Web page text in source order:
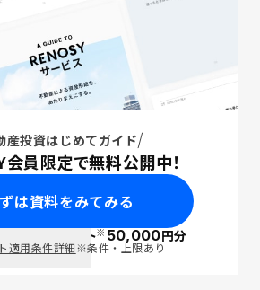
産投資はじめてガイド
員限定で無料公開中！
は資料をみてみる
ポイント※50,000円分
適用条件詳細※条件・上限あり